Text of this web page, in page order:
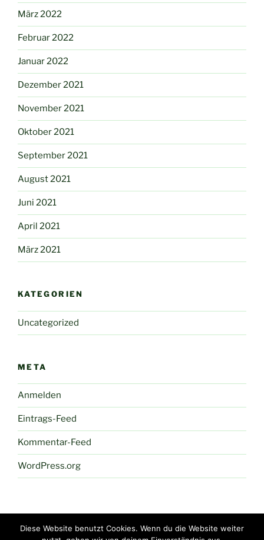
März 2022
Februar 2022
Januar 2022
Dezember 2021
November 2021
Oktober 2021
September 2021
August 2021
Juni 2021
April 2021
März 2021
KATEGORIEN
Uncategorized
META
Anmelden
Eintrags-Feed
Kommentar-Feed
WordPress.org
Diese Website benutzt Cookies. Wenn du die Website weiter